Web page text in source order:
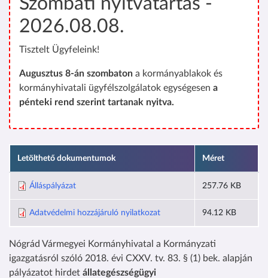
2026.08.08.
Tisztelt Ügyfeleink!
Augusztus 8-án szombaton a kormányablakok és
kormányhivatali ügyfélszolgálatok egységesen a
pénteki rend szerint tartanak nyitva.
Letölthető dokumentumok Méret
Álláspályázat 257.76 KB
Adatvédelmi hozzájáruló nyilatkozat 94.12 KB
Nógrád Vármegyei Kormányhivatal a Kormányzati
igazgatásról szóló 2018. évi CXXV. tv. 83. § (1) bek. alapján
pályázatot hirdet állategészségügyi